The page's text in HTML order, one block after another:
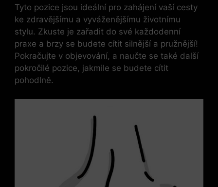
Tyto⁣ pozice jsou ideální pro⁢ zahájení vaší⁢ cesty
⁤ke zdravějšímu a vyváženějšímu ⁢životnímu
stylu. Zkuste je zařadit do své každodenní
⁣praxe⁢ a brzy se budete cítit silnější a pružnější!
Pokračujte v objevování, a naučte se také další
pokročilé pozice, jakmile se‌ budete cítit
pohodlně.